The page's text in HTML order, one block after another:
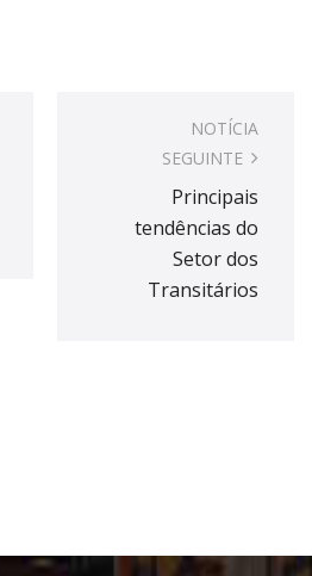
NOTÍCIA
SEGUINTE
Principais
tendências do
Setor dos
Transitários